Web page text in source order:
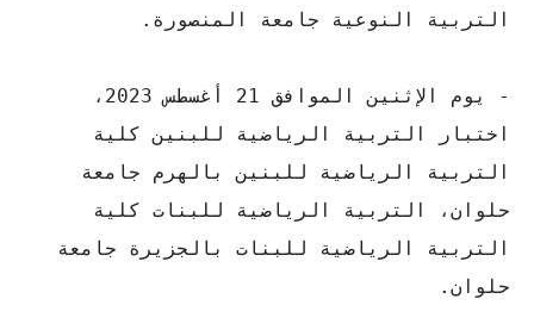
التربية النوعية جامعة المنصورة.
- يوم الإثنين الموافق 21 أغسطس 2023،
اختبار التربية الرياضية للبنين كلية
التربية الرياضية للبنين بالهرم جامعة
حلوان، التربية الرياضية للبنات كلية
التربية الرياضية للبنات بالجزيرة جامعة
حلوان.